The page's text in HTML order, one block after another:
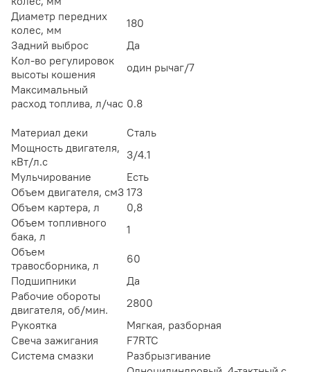
Диаметр передних
колес, мм
180
Задний выброс
Да
Кол-во регулировок
высоты кошения
один рычаг/7
Максимальный
расход топлива, л/час 0.8
Материал деки
Сталь
Мощность двигателя,
кВт/л.с
3/4.1
Мульчирование
Есть
Объем двигателя, см3 173
Объем картера, л
0,8
Объем топливного
бака, л
1
Объем
травосборника, л
60
Подшипники
Да
Рабочие обороты
двигателя, об/мин.
2800
Рукоятка
Мягкая, разборная
Свеча зажигания
F7RTC
Система смазки
Разбрызгивание